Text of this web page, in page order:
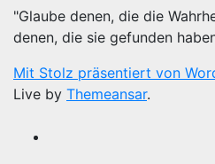
"Glaube denen, die die
denen, die sie gefunden
Mit Stolz präsentiert von
Live by Themeansar.